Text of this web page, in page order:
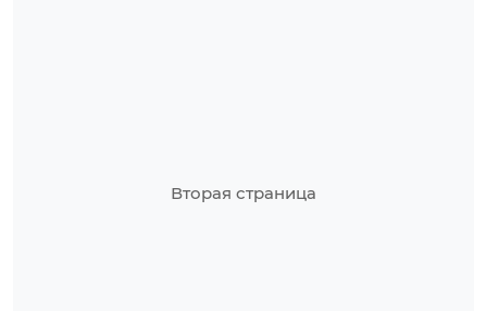
Вторая страница